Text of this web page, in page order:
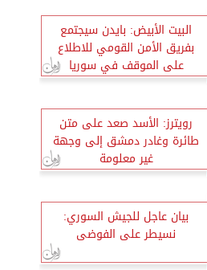
البيت الأبيض: بايدن سيجتمع
بفريق الأمن القومي للاطلاع
على الموقف في سوريا
رويترز: الأسد صعد على متن
طائرة وغادر دمشق إلى وجهة
غير معلومة
بيان عاجل للجيش السوري:
نسيطر على الفوضى